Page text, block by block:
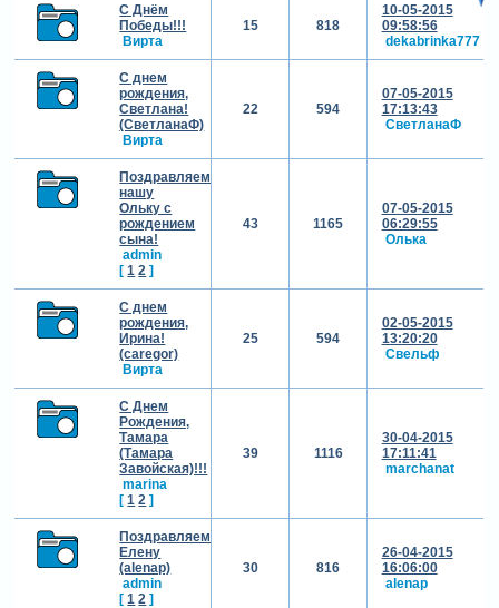
С Днём
Победы!!!
Вирта
15 818
10-05-2015
09:58:56
dekabrinka777
С днем
рождения,
Светлана!
(СветланаФ)
Вирта
22 594
07-05-2015
17:13:43
СветланаФ
Поздравляем
нашу
Ольку с
рождением
сына!
admin
[ 1 2 ]
43 1165
07-05-2015
06:29:55
Олька
С днем
рождения,
Ирина!
(caregor)
Вирта
25 594
02-05-2015
13:20:20
Свельф
С Днем
Рождения,
Тамара
(Тамара
Завойская)!!!
marina
[ 1 2 ]
39 1116
30-04-2015
17:11:41
marchanat
Поздравляем
Елену
(alenap)
admin
[ 1 2 ]
30 816
26-04-2015
16:06:00
alenap